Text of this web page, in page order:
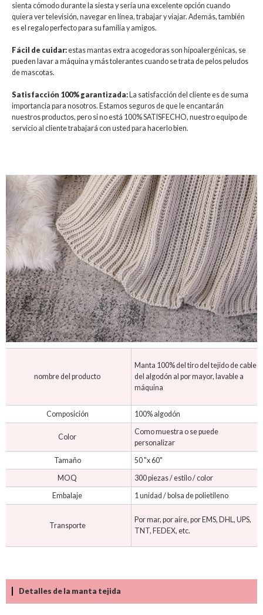
sienta cómodo durante la siesta y sería una excelente opción cuando
quiera ver televisión, navegar en línea, trabajar y viajar. Además, también
es el regalo perfecto para su familia y amigos.
Fácil de cuidar:estas mantas extra acogedoras son hipoalergénicas, se
pueden lavar a máquina y más tolerantes cuando se trata de pelos peludos
de mascotas.
Satisfacción 100% garantizada:La satisfacción del cliente es de suma
importancia para nosotros. Estamos seguros de que le encantarán
nuestros productos, pero si no está 100% SATISFECHO, nuestro equipo de
servicio al cliente trabajará con usted para hacerlo bien.
nombre del producto
Manta 100% del tiro del tejido de cable
del algodón al por mayor, lavable a
máquina
Composición 100% algodón
Color
Como muestra o se puede
personalizar
Tamaño
50 "x 60"
MOQ
300 piezas / estilo / color
Embalaje
1 unidad / bolsa de polietileno
Transporte
Por mar, por aire, por EMS, DHL, UPS,
TNT, FEDEX, etc.
Detalles de la manta tejida